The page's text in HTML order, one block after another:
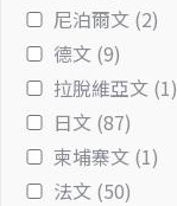
尼泊爾文 (2)
德文 (9)
拉脫維亞文 (1)
日文 (87)
柬埔寨文 (1)
法文 (50)